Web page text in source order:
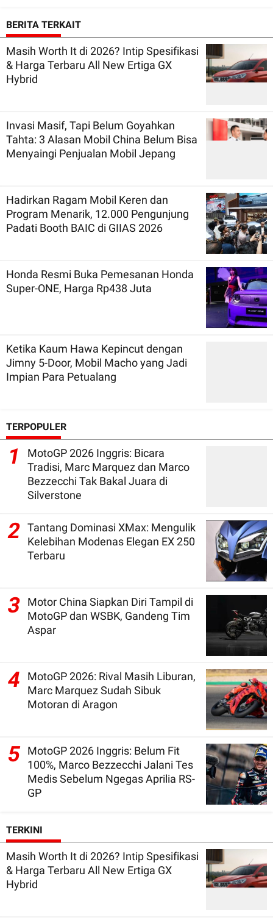
BERITA TERKAIT
Masih Worth It di 2026? Intip Spesifikasi
& Harga Terbaru All New Ertiga GX
Hybrid
Invasi Masif, Tapi Belum Goyahkan
Tahta: 3 Alasan Mobil China Belum Bisa
Menyaingi Penjualan Mobil Jepang
Hadirkan Ragam Mobil Keren dan
Program Menarik, 12.000 Pengunjung
Padati Booth BAIC di GIIAS 2026
Honda Resmi Buka Pemesanan Honda
Super-ONE, Harga Rp438 Juta
Ketika Kaum Hawa Kepincut dengan
Jimny 5-Door, Mobil Macho yang Jadi
Impian Para Petualang
TERPOPULER
1
MotoGP 2026 Inggris: Bicara
Tradisi, Marc Marquez dan Marco
Bezzecchi Tak Bakal Juara di
Silverstone
2 Tantang Dominasi XMax: Mengulik
Kelebihan Modenas Elegan EX 250
Terbaru
3
Motor China Siapkan Diri Tampil di
MotoGP dan WSBK, Gandeng Tim
Aspar
4
MotoGP 2026: Rival Masih Liburan,
Marc Marquez Sudah Sibuk
Motoran di Aragon
5 MotoGP 2026 Inggris: Belum Fit
100%, Marco Bezzecchi Jalani Tes
Medis Sebelum Ngegas Aprilia RS-
GP
TERKINI
Masih Worth It di 2026? Intip Spesifikasi
& Harga Terbaru All New Ertiga GX
Hybrid